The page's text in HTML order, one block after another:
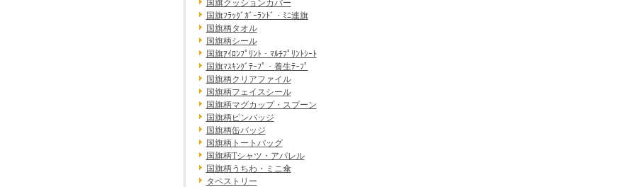
国旗クッションカバー
国旗ﾌﾗｯｸﾞｶﾞｰﾗﾝﾄﾞ・ﾐﾆ連旗
国旗柄タオル
国旗柄シール
国旗ｱｲﾛﾝﾌﾟﾘﾝﾄ・ﾏﾙﾁﾌﾟﾘﾝﾄｼｰﾄ
国旗ﾏｽｷﾝｸﾞﾃｰﾌﾟ・養生ﾃｰﾌﾟ
国旗柄クリアファイル
国旗柄フェイスシール
国旗柄マグカップ・スプーン
国旗柄ピンバッジ
国旗柄缶バッジ
国旗柄トートバッグ
国旗柄Tシャツ・アパレル
国旗柄うちわ・ミニ傘
タペストリー